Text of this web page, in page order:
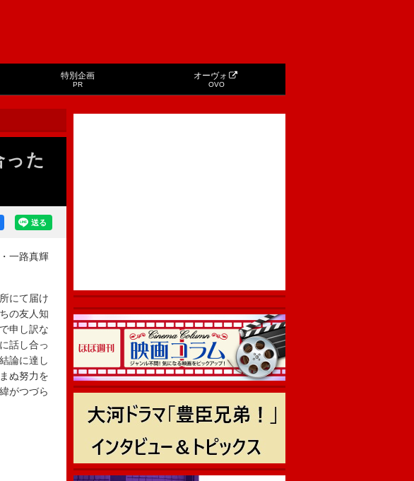
特別企画
PR
オーヴォ
OVO
た
送る
一路真輝
にて届け
の友人知
申し訳な
話し合っ
論に達し
ぬ努力を
がつづら